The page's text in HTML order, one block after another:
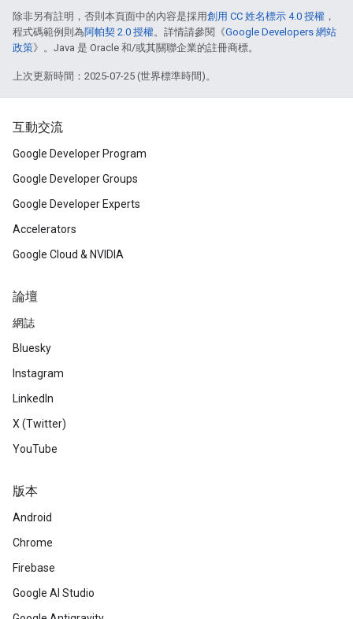
除非另有註明，否則本頁面中的內容是採用創用 CC 姓名標示 4.0 授權 ，
程式碼範例則為阿帕契 2.0 授權。詳情請參閱《Google Developers 網站
政策》。Java 是 Oracle 和/或其關聯企業的註冊商標。
上次更新時間：2025-07-25 (世界標準時間)。
互動交流
Google Developer Program
Google Developer Groups
Google Developer Experts
Accelerators
Google Cloud & NVIDIA
論壇
網誌
Bluesky
Instagram
LinkedIn
X (Twitter)
YouTube
版本
Android
Chrome
Firebase
Google AI Studio